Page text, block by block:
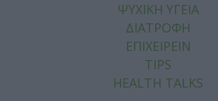
ΨΥΧΙΚΗ ΥΓΕΙΑ
ΔΙΑΤΡΟΦΗ
ΕΠΙΧΕΙΡΕΙΝ
TIPS
HEALTH TALKS